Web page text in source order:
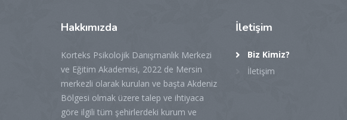
Hakkımızda
Korteks Psikolojik Danışmanlık Merkezi
ve Eğitim Akademisi, 2022 de Mersin
merkezli olarak kurulan ve başta Akdeniz
Bölgesi olmak üzere talep ve ihtiyaca
göre ilgili tüm şehirlerdeki kurum ve
İletişim
Biz Kimiz?
İletişim